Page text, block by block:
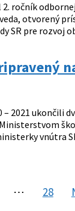
ročník
otvorený
SR pre rozvoj
2021 ukončili
vnútra
⋯ 28